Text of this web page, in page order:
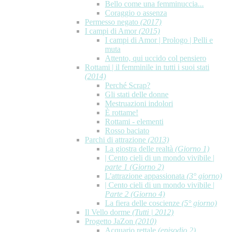
Bello come una femminuccia...
Coraggio o assenza
Permesso negato (2017)
I campi di Amor (2015)
I campi di Amor | Prologo | Pelli e
muta
Attento, qui uccido col pensiero
Rottami | il femminile in tutti i suoi stati
(2014)
Perché Scrap?
Gli stati delle donne
Mestruazioni indolori
È rottame!
Rottami - elementi
Rosso baciato
Parchi di attrazione (2013)
La giostra delle realtà (Giorno 1)
| Cento cieli di un mondo vivibile |
parte 1 (Giorno 2)
L'attrazione appassionata (3° giorno)
| Cento cieli di un mondo vivibile |
Parte 2 (Giorno 4)
La fiera delle coscienze (5° giorno)
Il Vello dorme (Tutti | 2012)
Progetto JaZon (2010)